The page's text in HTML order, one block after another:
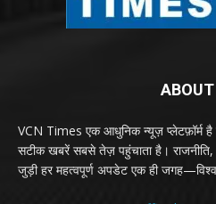
VCN Times एक आधुनिक न्यूज़ प्लेटफ़ॉर्म है
सटीक खबरें सबसे तेज़ पहुंचाता है।
जुड़ी हर महत्वपूर्ण अपडेट एक ही